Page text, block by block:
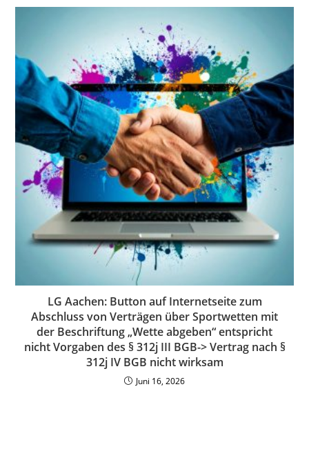
LG Aachen: Button auf Internetseite zum
Abschluss von Verträgen über Sportwetten mit
der Beschriftung „Wette abgeben“ entspricht
nicht Vorgaben des § 312j III BGB-> Vertrag nach §
312j IV BGB nicht wirksam
Juni 16, 2026